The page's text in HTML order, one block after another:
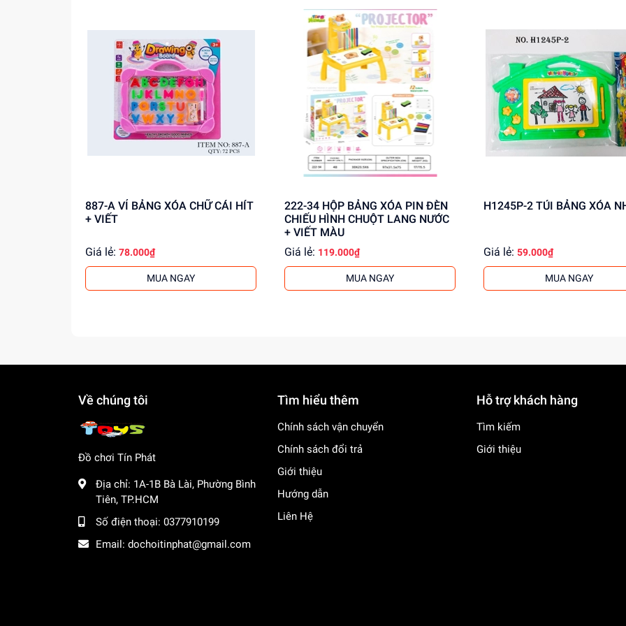
887-A VỈ BẢNG XÓA CHỮ CÁI HÍT
+ VIẾT
Giá lẻ: 78.000₫
MUA NGAY
222-34 HỘP BẢNG XÓA PIN ĐÈN
CHIẾU HÌNH CHUỘT LANG NƯỚC
+ VIẾT MÀU
Giá lẻ: 119.000₫
MUA NGAY
H1245P-2 TÚI BẢNG XÓA
Giá lẻ: 59.000₫
MUA NGAY
Về chúng tôi
Đồ chơi Tín Phát
Địa chỉ: 1A-1B Bà Lài, Phường Bình
Tiên, TP.HCM
Số điện thoại: 0377910199
Email: dochoitinphat@gmail.com
Tìm hiểu thêm
Chính sách vận chuyển
Chính sách đổi trả
Giới thiệu
Hướng dẫn
Liên Hệ
Hỗ trợ khách hàng
Tìm kiếm
Giới thiệu